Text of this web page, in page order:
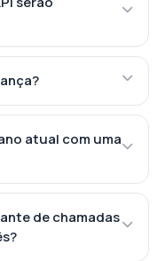
atual com uma
de chamadas